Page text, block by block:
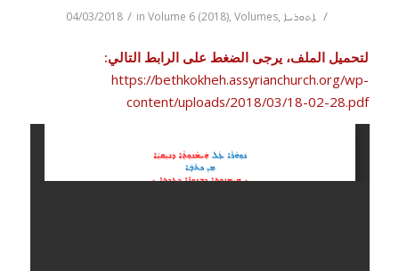
04/03/2018 / inVolume 6 (2018),Volumes, ܐܬܘܪܝܐ /
لتحميل الملف، يرجى الضغط على الرابط التالي:
https://bethkokheh.assyrianchurch.org/wp-
content/uploads/2018/03/18-02-28.pdf